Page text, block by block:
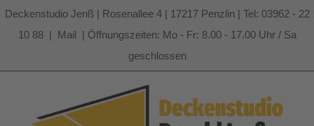
Deckenstudio Jenß | Rosenallee 4 | 17217 Penzlin | Tel: 03962 - 22
10 88 | Mail | Öffnungszeiten: Mo - Fr: 8.00 - 17.00 Uhr / Sa
geschlossen